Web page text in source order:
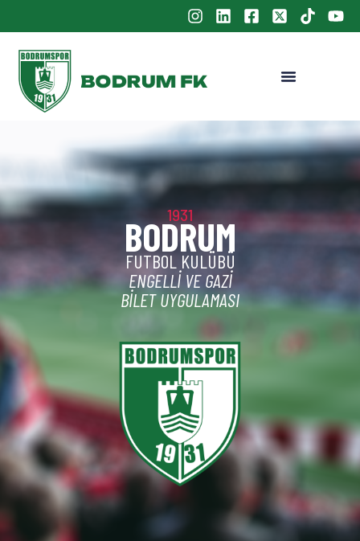
1931
BODRUM
FUTBOL KULÜBÜ
ENGELLI VE GAZI
BILET UYGULAMASI